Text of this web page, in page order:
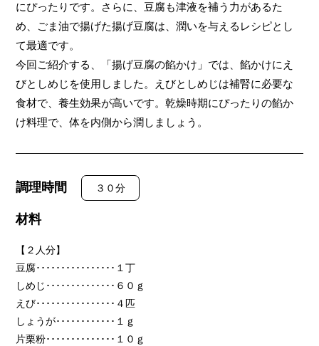
にぴったりです。さらに、豆腐も津液を補う力があるた
め、ごま油で揚げた揚げ豆腐は、潤いを与えるレシピとし
て最適です。
今回ご紹介する、「揚げ豆腐の餡かけ」では、餡かけにえ
びとしめじを使用しました。 えびとしめじは補腎に必要な
食材で、養生効果が高いです。乾燥時期にぴったりの餡か
け料理で、体を内側から潤しましょう。
調理時間 ３０分
材料
【２人分】
豆腐････････････････ １丁
しめじ ･･････････････ ６０ｇ
えび････････････････ ４匹
しょうが････････････１ｇ
片栗粉･･････････････ １０ｇ